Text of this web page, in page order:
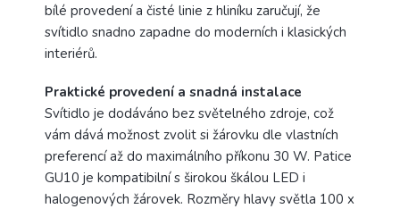
bílé provedení a čisté linie z hliníku zaručují, že
svítidlo snadno zapadne do moderních i klasických
interiérů.
Praktické provedení a snadná instalace
Svítidlo je dodáváno bez světelného zdroje, což
vám dává možnost zvolit si žárovku dle vlastních
preferencí až do maximálního příkonu 30 W. Patice
GU10 je kompatibilní s širokou škálou LED i
halogenových žárovek. Rozměry hlavy světla 100 x